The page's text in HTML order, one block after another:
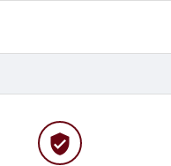
verified_user